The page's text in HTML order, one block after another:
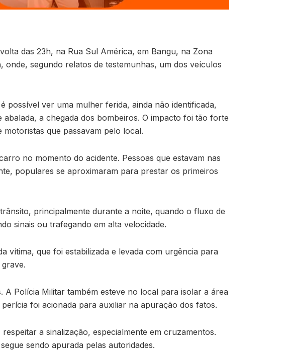
das 23h, na Rua Sul América, em Bangu, na Zona
segundo relatos de testemunhas, um dos veículos
possível ver uma mulher ferida, ainda não identificada,
a chegada dos bombeiros. O impacto foi tão forte
que passavam pelo local.
no momento do acidente. Pessoas que estavam nas
populares se aproximaram para prestar os primeiros
principalmente durante a noite, quando o fluxo de
sinais ou trafegando em alta velocidade.
vítima, que foi estabilizada e levada com urgência para
A Polícia Militar também esteve no local para isolar a área
foi acionada para auxiliar na apuração dos fatos.
a sinalização, especialmente em cruzamentos.
sendo apurada pelas autoridades.